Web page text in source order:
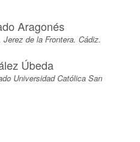
Aragonés
de la Frontera. Cádiz.
Úbeda
Universidad Católica San